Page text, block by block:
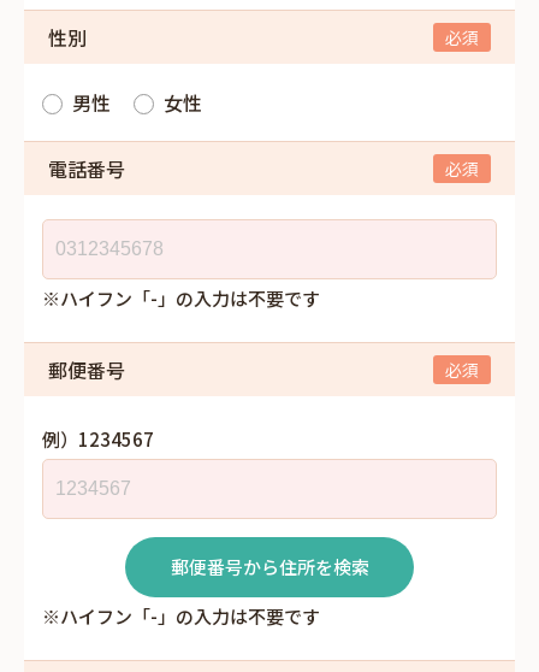
性別
男性 女性
電話番号
※ハイフン「-」の入力は不要です
郵便番号
例）1234567
郵便番号から住所を検索
※ハイフン「-」の入力は不要です